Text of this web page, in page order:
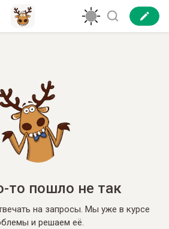
то пошло не так
на запросы. Мы уже в курсе
и решаем её.